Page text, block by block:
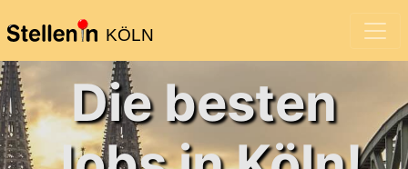
KÖLN
Die besten